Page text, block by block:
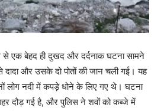
से एक बेहद ही दुखद और दर्दनाक घटना सामने
और उसके दो पोतों की जान चली गई। यह
लोग नदी में कपड़े धोने के लिए गए थे। घटना
दौड़ गई है, और पुलिस ने शवों को कब्जे में